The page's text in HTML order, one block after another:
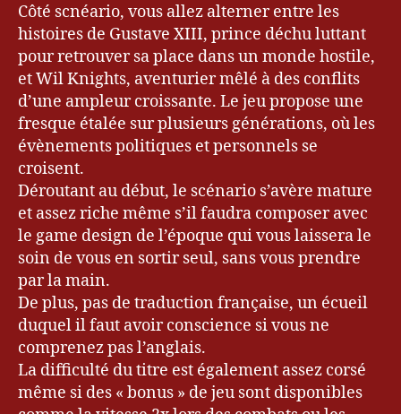
Côté scnéario, vous allez alterner entre les
histoires de Gustave XIII, prince déchu luttant
pour retrouver sa place dans un monde hostile,
et Wil Knights, aventurier mêlé à des conflits
d’une ampleur croissante. Le jeu propose une
fresque étalée sur plusieurs générations, où les
évènements politiques et personnels se
croisent.
Déroutant au début, le scénario s’avère mature
et assez riche même s’il faudra composer avec
le game design de l’époque qui vous laissera le
soin de vous en sortir seul, sans vous prendre
par la main.
De plus, pas de traduction française, un écueil
duquel il faut avoir conscience si vous ne
comprenez pas l’anglais.
La difficulté du titre est également assez corsé
même si des « bonus » de jeu sont disponibles
m
er
,
G
a
m
er
,
G
a
m
in
g ,
je
x
vi
d
é
o,